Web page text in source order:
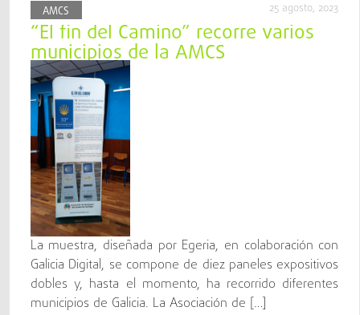
AMCS 25 agosto, 2023
“El fin del Camino” recorre varios
municipios de la AMCS
La muestra, diseñada por Egeria, en colaboración con
Galicia Digital, se compone de diez paneles expositivos
dobles y, hasta el momento, ha recorrido diferentes
municipios de Galicia. La Asociación de […]